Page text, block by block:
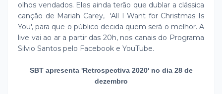
olhos vendados. Eles ainda terão que dublar a clássica
canção de Mariah Carey, 'All I Want for Christmas Is
You', para que o público decida quem será o melhor. A
live vai ao ar a partir das 20h, nos canais do Programa
Silvio Santos pelo Facebook e YouTube.
SBT apresenta 'Retrospectiva 2020' no dia 28 de
dezembro